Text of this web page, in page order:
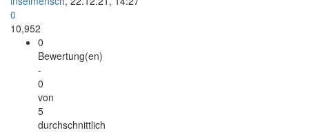
0
10,952
0
Bewertung(en)
-
0
von
5
durchschnittlich